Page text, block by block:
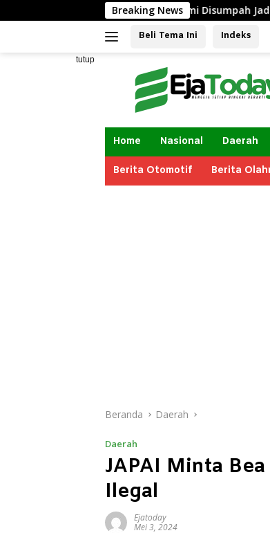
ke
Breaking News
Jombang Resmi Disumpah Jadi Advokat
Beli Tema Ini Indeks
tutup
Home Nasional Daerah
Berita Otomotif Berita
Beranda Daerah
Daerah
JAPAI Minta
Ilegal
Ejatoday
Mei 3, 2024